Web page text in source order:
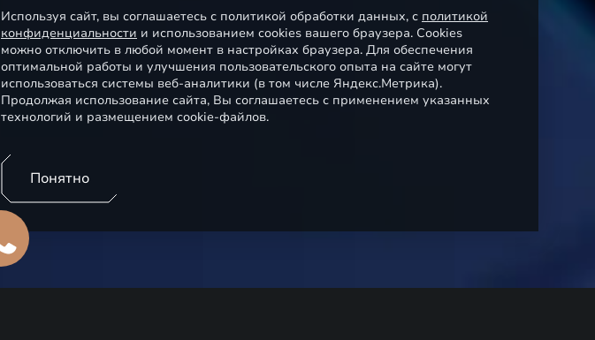
Используя сайт, вы соглашаетесь с политикой обработки данных, с политикой
конфиденциальности и использованием cookies вашего браузера. Cookies
можно отключить в любой момент в настройках браузера. Для обеспечения
оптимальной работы и улучшения пользовательского опыта на сайте могут
использоваться системы веб-аналитики (в том числе Яндекс.Метрика).
Продолжая использование сайта, Вы соглашаетесь с применением указанных
технологий и размещением cookie-файлов.
Понятно